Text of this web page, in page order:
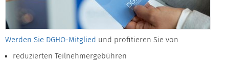
Werden Sie DGHO-Mitglied und profitieren Sie von
reduzierten Teilnehmergebühren